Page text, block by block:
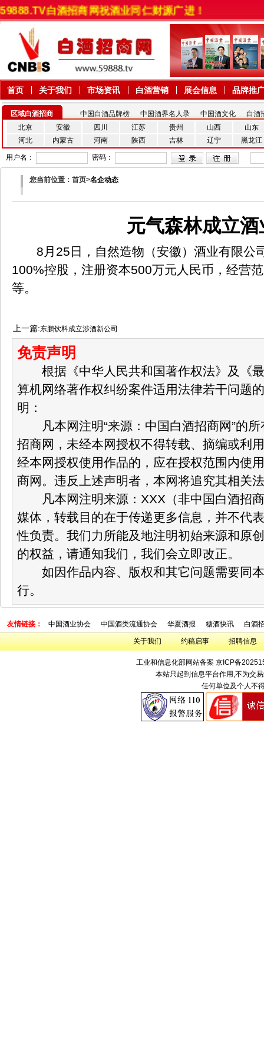
59888.TV白酒招商网祝酒业同仁财源广进！
首页 关于我们 市场资讯 白酒营销 展会信息 品牌推
区域白酒招商 中国白酒品牌榜 中国酒界名人录 中国酒文化
白酒
北京
安徽 四川 江苏 贵州 山西
山东
河北
内蒙古 河南 陕西 吉林 辽宁 黑龙江
用户名： 密码：
您当前位置：首页>名企动态
元气森林成立
8月25日，自然造物（安徽）酒业有限公
100%控股，注册资本500万元人民币，经营
等。
上一篇:东鹏饮料成立涉酒新公司
免责声明
根据《中华人民共和国著作权法》及《最
算机网络著作权纠纷案件适用法律若干问题
明：
凡本网注明“来源：中国白酒招商网”的所
招商网，未经本网授权不得转载、摘编或利
经本网授权使用作品的，应在授权范围内使
商网。违反上述声明者，本网将追究其相关
凡本网注明来源：XXX（非中国白酒招商
媒体，转载目的在于传递更多信息，并不代
性负责。我们力所能及地注明初始来源和原
的权益，请通知我们，我们会立即改正。
如因作品内容、版权和其它问题需要同本
行。
友情链接： 中国酒业协会 中国酒类流通协会 华夏酒报 糖酒快讯 白酒
关于我们 约稿启事 招聘信息
工业和信息化部网站备案 京ICP备
本站只起到信息平台作用,不为交
任何单位及个人不